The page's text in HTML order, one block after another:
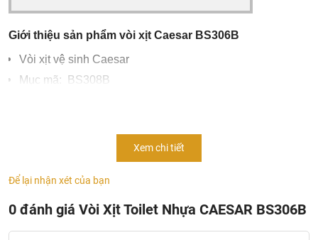
Giới thiệu sản phẩm vòi xịt Caesar BS306B
Vòi xịt vệ sinh Caesar
Mục mã: BS308B
Thiết kế thọn gọn, thanh lịch
Sử dụng để xịt rửa vệ sinh
Lực xịt mạnh mẽ cuốn trôi vết bẩn nhanh chóng
Được sản xuất trên dây chuyền công nghệ hiện đại tiên
tiến trên thế giới
Xem chi tiết
Để lại nhận xét của bạn
0 đánh giá Vòi Xịt Toilet Nhựa CAESAR BS306B